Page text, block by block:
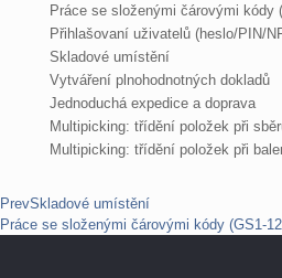
Práce se složenými čárovými kódy
Přihlašovaní uživatelů (heslo/PIN/
Skladové umístění
Vytváření plnohodnotných dokladů
Jednoduchá expedice a doprava
Multipicking: třídění položek při
Multipicking: třídění položek při
PrevSkladové umístění
Práce se složenými čárovými kódy (GS1-